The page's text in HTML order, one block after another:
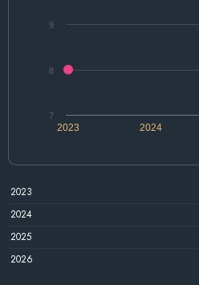
2024
2023
7
8
9
2023
2024
2025
2026